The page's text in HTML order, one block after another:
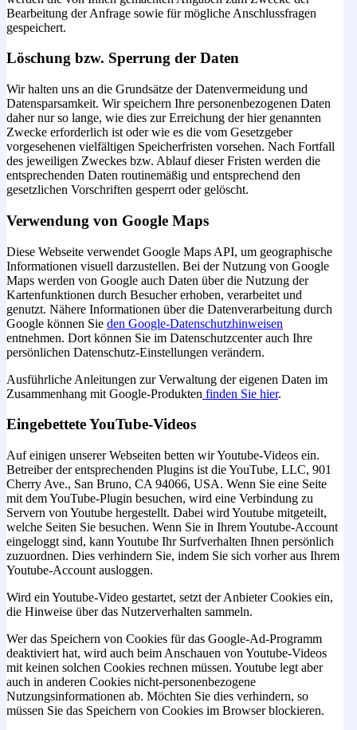
Bearbeitung der Anfrage sowie für mögliche Anschlussfragen
gespeichert.
Löschung bzw. Sperrung der Daten
Wir halten uns an die Grundsätze der Datenvermeidung und
Datensparsamkeit. Wir speichern Ihre personenbezogenen Daten
daher nur so lange, wie dies zur Erreichung der hier genannten
Zwecke erforderlich ist oder wie es die vom Gesetzgeber
vorgesehenen vielfältigen Speicherfristen vorsehen. Nach Fortfall
des jeweiligen Zweckes bzw. Ablauf dieser Fristen werden die
entsprechenden Daten routinemäßig und entsprechend den
gesetzlichen Vorschriften gesperrt oder gelöscht.
Verwendung von Google Maps
Diese Webseite verwendet Google Maps API, um geographische
Informationen visuell darzustellen. Bei der Nutzung von Google
Maps werden von Google auch Daten über die Nutzung der
Kartenfunktionen durch Besucher erhoben, verarbeitet und
genutzt. Nähere Informationen über die Datenverarbeitung durch
Google können Sie den Google-Datenschutzhinweisen
entnehmen. Dort können Sie im Datenschutzcenter auch Ihre
persönlichen Datenschutz-Einstellungen verändern.
Ausführliche Anleitungen zur Verwaltung der eigenen Daten im
Zusammenhang mit Google-Produkten finden Sie hier.
Eingebettete YouTube-Videos
Auf einigen unserer Webseiten betten wir Youtube-Videos ein.
Betreiber der entsprechenden Plugins ist die YouTube, LLC, 901
Cherry Ave., San Bruno, CA 94066, USA. Wenn Sie eine Seite
mit dem YouTube-Plugin besuchen, wird eine Verbindung zu
Servern von Youtube hergestellt. Dabei wird Youtube mitgeteilt,
welche Seiten Sie besuchen. Wenn Sie in Ihrem Youtube-Account
eingeloggt sind, kann Youtube Ihr Surfverhalten Ihnen persönlich
zuzuordnen. Dies verhindern Sie, indem Sie sich vorher aus Ihrem
Youtube-Account ausloggen.
Wird ein Youtube-Video gestartet, setzt der Anbieter Cookies ein,
die Hinweise über das Nutzerverhalten sammeln.
Wer das Speichern von Cookies für das Google-Ad-Programm
deaktiviert hat, wird auch beim Anschauen von Youtube-Videos
mit keinen solchen Cookies rechnen müssen. Youtube legt aber
auch in anderen Cookies nicht-personenbezogene
Nutzungsinformationen ab. Möchten Sie dies verhindern, so
müssen Sie das Speichern von Cookies im Browser blockieren.